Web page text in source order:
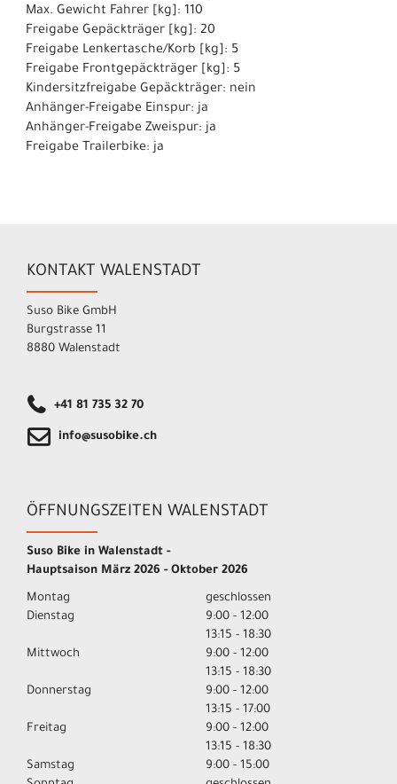
Max. Gewicht Fahrer [kg]: 110
Freigabe Gepäckträger [kg]: 20
Freigabe Lenkertasche/Korb [kg]: 5
Freigabe Frontgepäckträger [kg]: 5
Kindersitzfreigabe Gepäckträger: nein
Anhänger-Freigabe Einspur: ja
Anhänger-Freigabe Zweispur: ja
Freigabe Trailerbike: ja
KONTAKT WALENSTADT
Suso Bike GmbH
Burgstrasse 11
8880 Walenstadt
+41 81 735 32 70
info@susobike.ch
ÖFFNUNGSZEITEN WALENSTADT
Suso Bike in Walenstadt -
Hauptsaison März 2026 - Oktober 2026
Montag
geschlossen
Dienstag
9:00 - 12:00
13:15 - 18:30
Mittwoch
9:00 - 12:00
13:15 - 18:30
Donnerstag
9:00 - 12:00
13:15 - 17:00
Freitag
9:00 - 12:00
13:15 - 18:30
Samstag
9:00 - 15:00